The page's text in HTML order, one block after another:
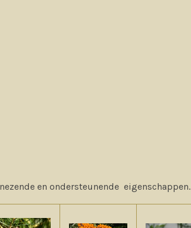
en ondersteunende eigenschappen.